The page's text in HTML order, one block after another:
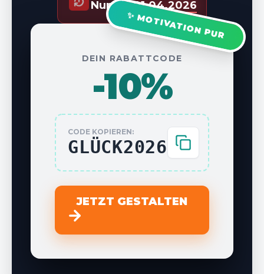
Nur bis01.04.2026
✨ MOTIVATION PUR
DEIN RABATTCODE
-10%
CODE KOPIEREN:
GLÜCK2026
JETZT GESTALTEN